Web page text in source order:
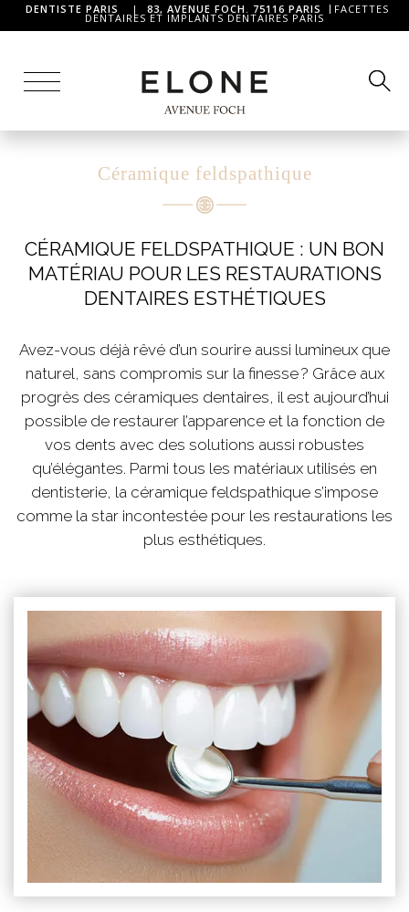
DENTISTE PARIS | 83, AVENUE FOCH. 75116 PARIS FACETTES
DENTAIRES ET IMPLANTS DENTAIRES PARIS
Céramique feldspathique
CÉRAMIQUE FELDSPATHIQUE : UN BON
MATÉRIAU POUR LES RESTAURATIONS
DENTAIRES ESTHÉTIQUES
Avez-vous déjà rêvé d’un sourire aussi lumineux que
naturel, sans compromis sur la finesse ? Grâce aux
progrès des céramiques dentaires, il est aujourd’hui
possible de restaurer l’apparence et la fonction de
vos dents avec des solutions aussi robustes
qu’élégantes. Parmi tous les matériaux utilisés en
dentisterie, la céramique feldspathique s’impose
comme la star incontestée pour les restaurations les
plus esthétiques.